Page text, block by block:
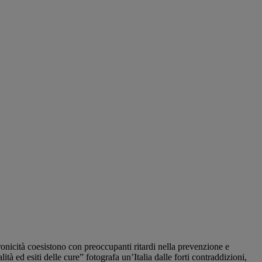
coesistono con preoccupanti ritardi nella prevenzione e
ed esiti delle cure” fotografa un’Italia dalle forti contraddizioni,